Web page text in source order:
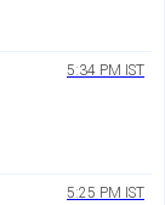
5:34 PM IST
5:25 PM IST